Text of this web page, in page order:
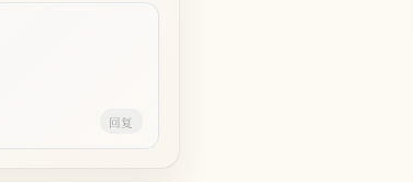
回复